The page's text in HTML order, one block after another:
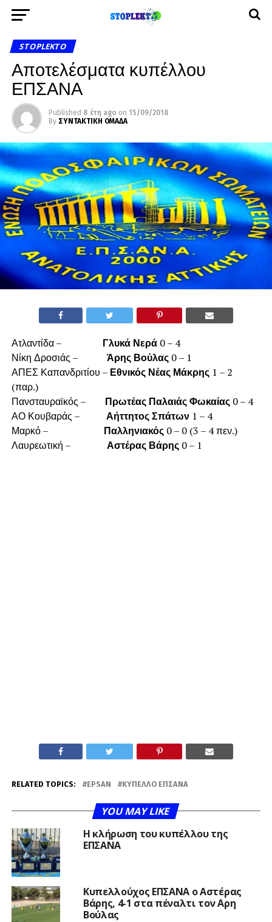
STOPLEKTO
Αποτελέσματα κυπέλλου
ΕΠΣΑΝΑ
Published 8 έτη ago on 15/09/2018
By ΣΥΝΤΑΚΤΙΚΗ ΟΜΑΔΑ
Ατλαντίδα – Γλυκά Νερά0 – 4
Νίκη Δροσιάς – Άρης Βούλας0 – 1
ΑΠΕΣ Καπανδριτίου – Εθνικός Νέας Μάκρης1 – 2
(παρ.)
Πανσταυραϊκός – Πρωτέας Παλαιάς Φωκαίας0 – 4
ΑΟ Κουβαράς – Αήττητος Σπάτων1 – 4
Μαρκό – Παλληνιακός0 – 0 (3 – 4 πεν.)
Λαυρεωτική – Αστέρας Βάρης0 – 1
RELATED TOPICS: EPSAN ΚΥΠΕΛΛΟ ΕΠΣΑΝΑ
YOU MAY LIKE
Η κλήρωση του κυπέλλου της
ΕΠΣΑΝΑ
Κυπελλούχος ΕΠΣΑΝΑ ο Αστέρας
Βάρης, 4-1 στα πέναλτι τον Αρη
Βούλας